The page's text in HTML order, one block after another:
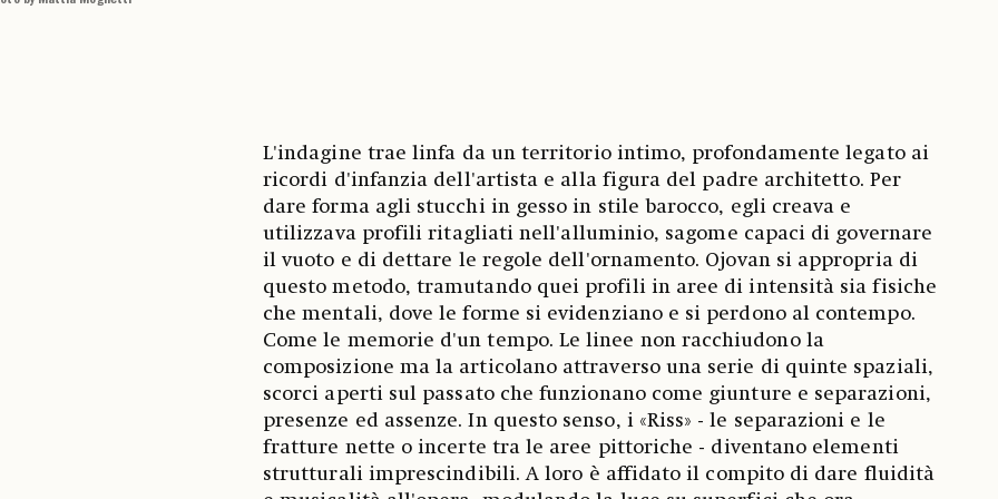
L'indagine trae linfa da un territorio intimo, profondamente legato ai
ricordi d'infanzia dell'artista e alla figura del padre architetto. Per
dare forma agli stucchi in gesso in stile barocco, egli creava e
utilizzava profili ritagliati nell'alluminio, sagome capaci di governare
il vuoto e di dettare le regole dell'ornamento. Ojovan si appropria di
questo metodo, tramutando quei profili in aree di intensità sia fisiche
che mentali, dove le forme si evidenziano e si perdono al contempo.
Come le memorie d'un tempo. Le linee non racchiudono la
composizione ma la articolano attraverso una serie di quinte spaziali,
scorci aperti sul passato che funzionano come giunture e separazioni,
presenze ed assenze. In questo senso, i «Riss» - le separazioni e le
fratture nette o incerte tra le aree pittoriche - diventano elementi
strutturali imprescindibili. A loro è affidato il compito di dare fluidità